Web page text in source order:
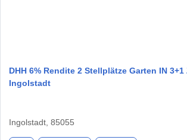
DHH 6% Rendite 2 Stellplätze Garten IN 3+1
Ingolstadt
Ingolstadt, 85055